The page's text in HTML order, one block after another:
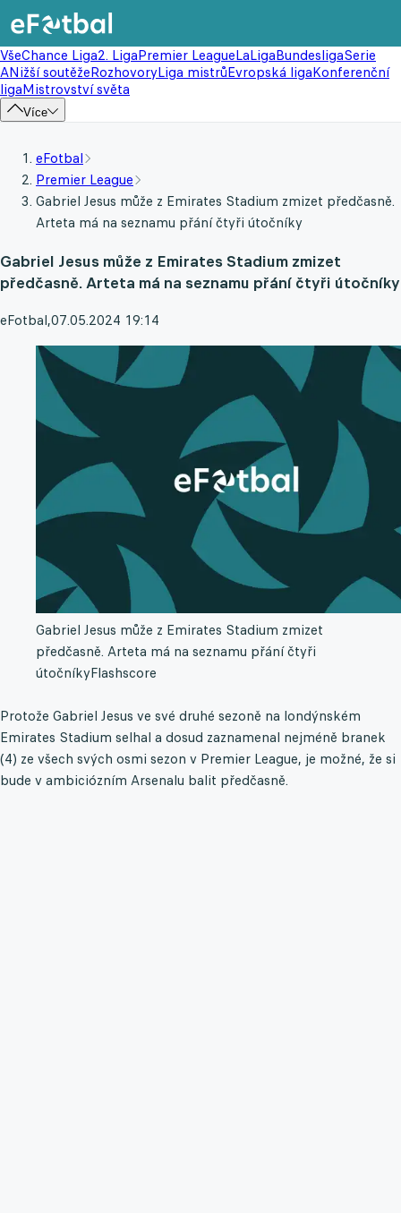
VšeChance Liga2. LigaPremier LeagueLaLigaBundesligaSerie
ANižší soutěžeRozhovoryLiga mistrůEvropská ligaKonferenční
ligaMistrovství světa
Více
eFotbal
Premier League
Gabriel Jesus může z Emirates Stadium zmizet předčasně.
Arteta má na seznamu přání čtyři útočníky
Gabriel Jesus může z Emirates Stadium zmizet
předčasně. Arteta má na seznamu přání čtyři útočníky
eFotbal,07.05.2024 19:14
Gabriel Jesus může z Emirates Stadium zmizet
předčasně. Arteta má na seznamu přání čtyři
útočníkyFlashscore
Protože Gabriel Jesus ve své druhé sezoně na londýnském
Emirates Stadium selhal a dosud zaznamenal nejméně branek
(4) ze všech svých osmi sezon v Premier League, je možné, že si
bude v ambiciózním Arsenalu balit předčasně.